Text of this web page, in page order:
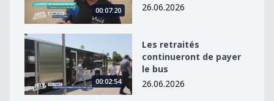
00:07:20
26.06.2026
Les retraités continueront de payer le bus
00:02:54
Les retraités
continueront de payer
le bus
26.06.2026